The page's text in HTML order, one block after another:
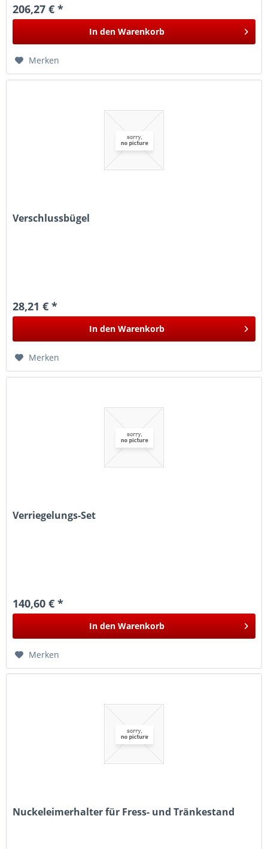
206,27 € *
In den Warenkorb
Merken
Verschlussbügel
28,21 € *
In den Warenkorb
Merken
Verriegelungs-Set
140,60 € *
In den Warenkorb
Merken
Nuckeleimerhalter für Fress- und Tränkestand